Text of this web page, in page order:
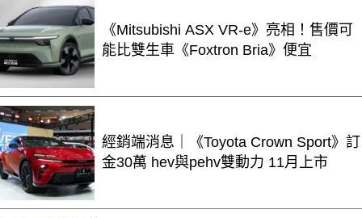
《Mitsubishi ASX VR-e》亮相！售價可
能比雙生車《Foxtron Bria》便宜
經銷端消息｜《Toyota Crown Sport》訂
金30萬 hev與pehv雙動力 11月上市